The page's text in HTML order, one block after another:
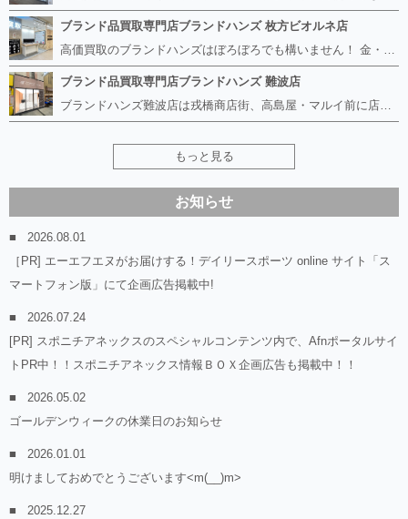
ブランド品買取専門店ブランドハンズ 枚方ビオルネ店
高価買取のブランドハンズはぼろぼろでも構いません！ 金・貴金属、ルイヴィトンやエルメス、シャネルの使ってないものはございませんか？ 他店に断られたものも当店ならお買取り可能です！ ロレックスやフェンディ、グッチも大歓迎！ ブランド品や貴金属、時計、宝石、ダイヤモンドは特に高価買取ですがブランド食器、スマホ、美容機器、銀製品など幅広く取り扱っております。
ブランド品買取専門店ブランドハンズ 難波店
ブランドハンズ難波店は戎橋商店街、高島屋・マルイ前に店舗があります！ ボロボロのルイヴィトン、エルメス、シャネルも高価買取！！ ぼろぼろのものでもブランドハンズなら高くお買取り致します！ ブランド香水や化粧品、動かない時計、ロレックスは特に高価買取です。 貴金属や宝石、ダイヤモンドの鑑定書がないものでもしっかり見させて頂きます。 是非お気軽にお越しください。
もっと見る
お知らせ
2026.08.01
［PR] エーエフエヌがお届けする！デイリースポーツ online サイト「ス
マートフォン版」にて企画広告掲載中!
2026.07.24
[PR] スポニチアネックスのスペシャルコンテンツ内で、Afnポータルサイ
トPR中！！スポニチアネックス情報ＢＯＸ企画広告も掲載中！！
2026.05.02
ゴールデンウィークの休業日のお知らせ
2026.01.01
明けましておめでとうございます<m(__)m>
2025.12.27